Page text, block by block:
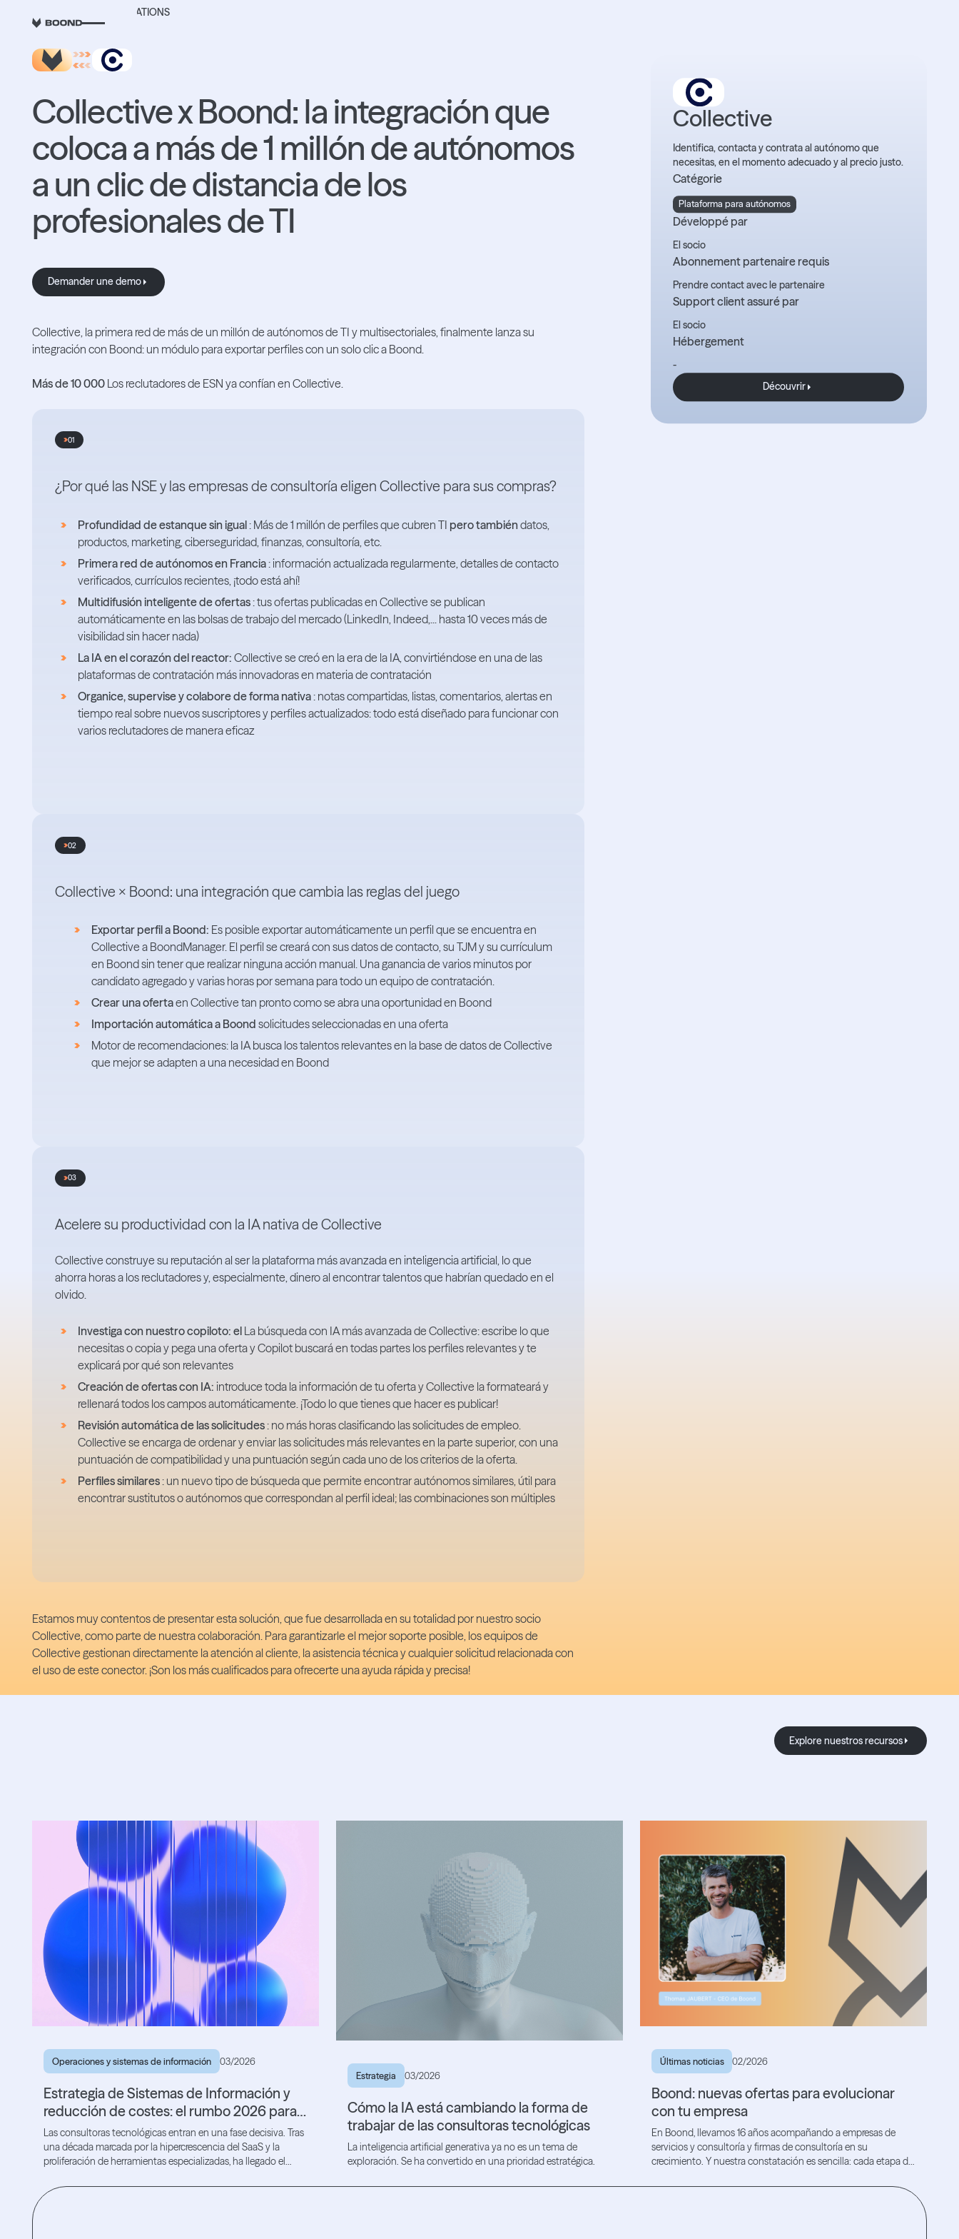
RETOUR AUX INTEGRATIONS
Collective x Boond: la integración que
coloca a más de 1 millón de autónomos
a un clic de distancia de los
profesionales de TI
Demander une demo
Demander une demo
Collective, la primera red de más de un millón de autónomos de TI y multisectoriales, finalmente lanza su
integración con Boond: un módulo para exportar perfiles con un solo clic a Boond.
Más de 10 000 Los reclutadores de ESN ya confían en Collective.
01
¿Por qué las NSE y las empresas de consultoría eligen Collective para sus compras?
Profundidad de estanque sin igual: Más de 1 millón de perfiles que cubren TI pero tambiéndatos,
productos, marketing, ciberseguridad, finanzas, consultoría, etc.
Primera red de autónomos en Francia: información actualizada regularmente, detalles de contacto
verificados, currículos recientes, ¡todo está ahí!
Multidifusión inteligente de ofertas: tus ofertas publicadas en Collective se publican
automáticamente en las bolsas de trabajo del mercado (LinkedIn, Indeed,... hasta 10 veces más de
visibilidad sin hacer nada)
La IA en el corazón del reactor: Collective se creó en la era de la IA, convirtiéndose en una de las
plataformas de contratación más innovadoras en materia de contratación
Organice, supervise y colabore de forma nativa: notas compartidas, listas, comentarios, alertas en
tiempo real sobre nuevos suscriptores y perfiles actualizados: todo está diseñado para funcionar con
varios reclutadores de manera eficaz
02
Collective × Boond: una integración que cambia las reglas del juego
Exportar perfil a Boond: Es posible exportar automáticamente un perfil que se encuentra en
Collective a BoondManager. El perfil se creará con sus datos de contacto, su TJM y su currículum
en Boond sin tener que realizar ninguna acción manual. Una ganancia de varios minutos por
candidato agregado y varias horas por semana para todo un equipo de contratación.
Crear una ofertaen Collective tan pronto como se abra una oportunidad en Boond
Importación automática a Boond solicitudes seleccionadas en una oferta
Motor de recomendaciones: la IA busca los talentos relevantes en la base de datos de Collective
que mejor se adapten a una necesidad en Boond
03
Acelere su productividad con la IA nativa de Collective
Collective construye su reputación al ser la plataforma más avanzada en inteligencia artificial, lo que
ahorra horas a los reclutadores y, especialmente, dinero al encontrar talentos que habrían quedado en el
olvido.
Investiga con nuestro copiloto: elLa búsqueda con IA más avanzada de Collective: escribe lo que
necesitas o copia y pega una oferta y Copilot buscará en todas partes los perfiles relevantes y te
explicará por qué son relevantes
Creación de ofertas con IA: introduce toda la información de tu oferta y Collective la formateará y
rellenará todos los campos automáticamente. ¡Todo lo que tienes que hacer es publicar!
Revisión automática de las solicitudes: no más horas clasificando las solicitudes de empleo.
Collective se encarga de ordenar y enviar las solicitudes más relevantes en la parte superior, con una
puntuación de compatibilidad y una puntuación según cada uno de los criterios de la oferta.
Perfiles similares: un nuevo tipo de búsqueda que permite encontrar autónomos similares, útil para
encontrar sustitutos o autónomos que correspondan al perfil ideal; las combinaciones son múltiples
Estamos muy contentos de presentar esta solución, que fue desarrollada en su totalidad por nuestro socio
Collective, como parte de nuestra colaboración. Para garantizarle el mejor soporte posible, los equipos de
Collective gestionan directamente la atención al cliente, la asistencia técnica y cualquier solicitud relacionada con
el uso de este conector. ¡Son los más cualificados para ofrecerte una ayuda rápida y precisa!
Collective
Identifica, contacta y contrata al autónomo que
necesitas, en el momento adecuado y al precio justo.
Catégorie
Plataforma para autónomos
Développé par
El socio
Abonnement partenaire requis
Prendre contact avec le partenaire
Support client assuré par
El socio
Hébergement
-
Découvrir
Découvrir
Explore nuestros
Explore nuestros recursos
Operaciones y sistemas de información 03/2026
Estrategia de Sistemas de Información y
reducción de costes: el rumbo 2026 para
las consultoras tecnológicas
Las consultoras tecnológicas entran en una fase decisiva. Tras
una década marcada por la hipercrescencia del SaaS y la
proliferación de herramientas especializadas, ha llegado el
Estrategia 03/2026
Cómo la IA está cambiando la forma de
trabajar de las consultoras tecnológicas
La inteligencia artificial generativa ya no es un tema de
exploración. Se ha convertido en una prioridad estratégica.
Últimas noticias 02/2026
Boond: nuevas ofertas para evolucionar
con tu empresa
En Boond, llevamos 16 años acompañando a empresas de
servicios y consultoría y firmas de consultoría en su
crecimiento. Y nuestra constatación es sencilla: cada etapa de